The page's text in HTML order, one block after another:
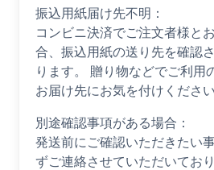
振込用紙届け先不明：
コンビニ決済でご注文者様と
合、振込用紙の送り先を確認
ります。 贈り物などでご利用
お届け先にお気を付けください
別途確認事項がある場合：
発送前にご確認いただきたい
ずご連絡させていただいてお